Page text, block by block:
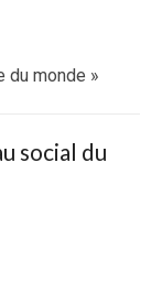
du monde »
social du